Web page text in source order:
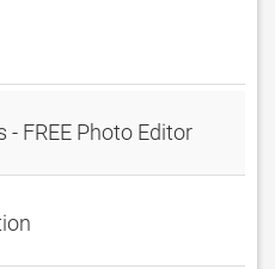
FREE Photo Editor